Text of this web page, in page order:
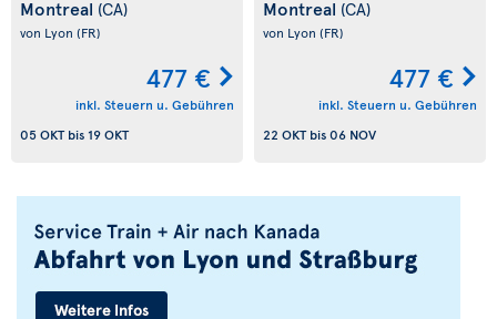
Montreal (CA)
von Lyon (FR)
477 €
inkl. Steuern u. Gebühren
05 OKTbis 19 OKT
Montreal (CA)
von Lyon (FR)
477 €
inkl. Steuern u. Gebühren
22 OKTbis06 NOV